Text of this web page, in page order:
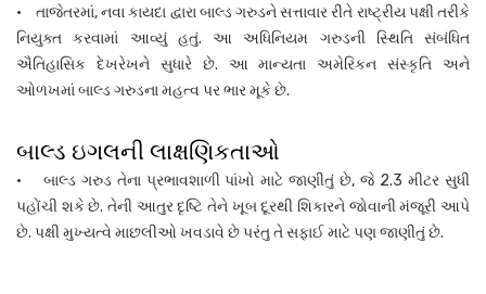
• તાજેતરમાં, નવા કાયદા દ્વારા બાલ્ડ ગરુડને સત્તાવાર રીતે રાષ્ટ્રીય પક્ષી તરીકે
નિયુક્ત કરવામાં આવ્યું હતું. આ અધિનિયમ ગરુડની સ્થિતિ સંબંધિત
ઐતિહાસિક દેખરેખને સુધારે છે. આ માન્યતા અમેરિકન સંસ્કૃતિ અને
ઓળખમાં બાલ્ડ ગરુડના મહત્વ પર ભાર મૂકે છે.
બાલ્ડ ઇગલની લાક્ષણિકતાઓ
• બાલ્ડ ગરુડ તેના પ્રભાવશાળી પાંખો માટે જાણીતું છે, જે 2.3 મીટર સુધી
પહોંચી શકે છે. તેની આતુર દૃષ્ટિ તેને ખૂબ દૂરથી શિકારને જોવાની મંજૂરી આપે
છે. પક્ષી મુખ્યત્વે માછલીઓ ખવડાવે છે પરંતુ તે સફાઈ માટે પણ જાણીતું છે.